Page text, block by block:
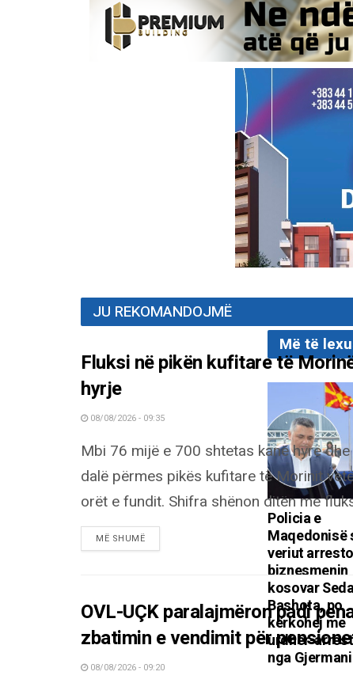
JU REKOMANDOJMË
Fluksi në pikën kufitare të
hyrje
08/08/2026 - 09:35
Mbi 76 mijë e 700 shtetas kanë hyrë
dalë përmes pikës kufitare të Morinit
orët e fundit. Shifra shënon ditën me
MË SHUMËDETAILS
OVL-UÇK paralajmëron padi
zbatimin e vendimit për
08/08/2026 - 09:20
Më të
Policia e
Maqedonisë
veriut
biznesmenin
kosovar
Bashota, po
kërkohej me
urdhër-arrest
nga